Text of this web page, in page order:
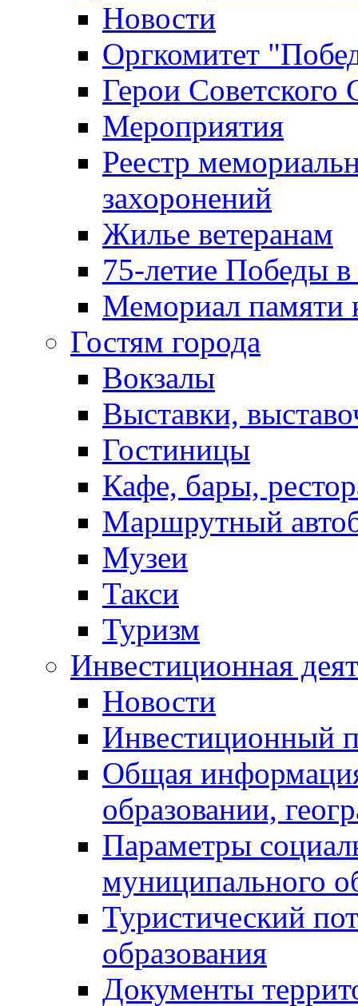
Новости
Оргкомитет
Герои Советского
Мероприятия
Реестр
захоронений
Жилье ветеранам
75-летие Победы
Мемориал памяти
Гостям города
Вокзалы
Выставки,
Гостиницы
Кафе, бары,
Маршрутный
Музеи
Такси
Туризм
Инвестиционная
Новости
Инвестиционный
Общая
образовании,
Параметры
муниципального
Туристический
образования
Документы